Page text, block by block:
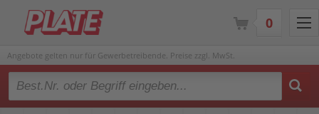
Angebote gelten nur für Gewerbetreibende. Preise zzgl. MwSt.
Type 2 or more characters for results.
0